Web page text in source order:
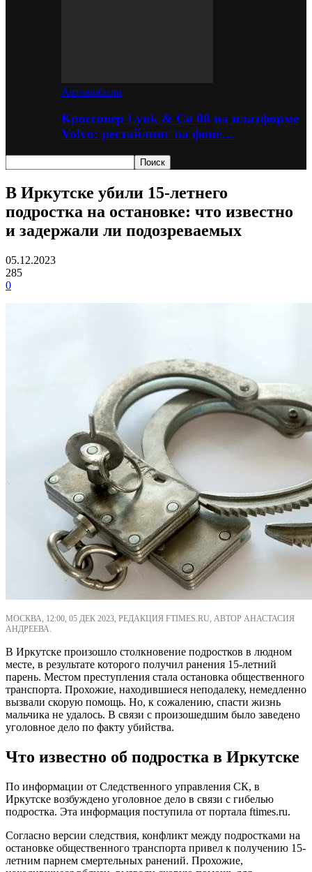
Автомобили
Кроссовер Lynk & Co 08 на платформе
Volvo: рестайлинг на фоне…
В Иркутске убили 15-летнего
подростка на остановке: что известно
и задержали ли подозреваемых
05.12.2023
285
0
МОСКВА, 12:00, 05 ДЕК 2023, РЕДАКЦИЯ FTIMES.RU, АВТОР АНАСТАСИЯ
АНДРЕЕВА.
В Иркутске произошло столкновение подростков в людном
месте, в результате которого получил ранения 15-летний
парень. Местом преступления стала остановка общественного
транспорта. Прохожие, находившиеся неподалеку, немедленно
вызвали скорую помощь. Но, к сожалению, спасти жизнь
мальчика не удалось. В связи с произошедшим было заведено
уголовное дело по факту убийства.
Что известно об подростка в Иркутске
По информации от Следственного управления СК, в
Иркутске возбуждено уголовное дело в связи с гибелью
подростка. Эта информация поступила от портала ftimes.ru.
Согласно версии следствия, конфликт между подростками на
остановке общественного транспорта привел к получению 15-
летним парнем смертельных ранений. Прохожие,